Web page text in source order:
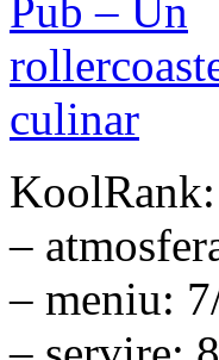
–
– meniu: